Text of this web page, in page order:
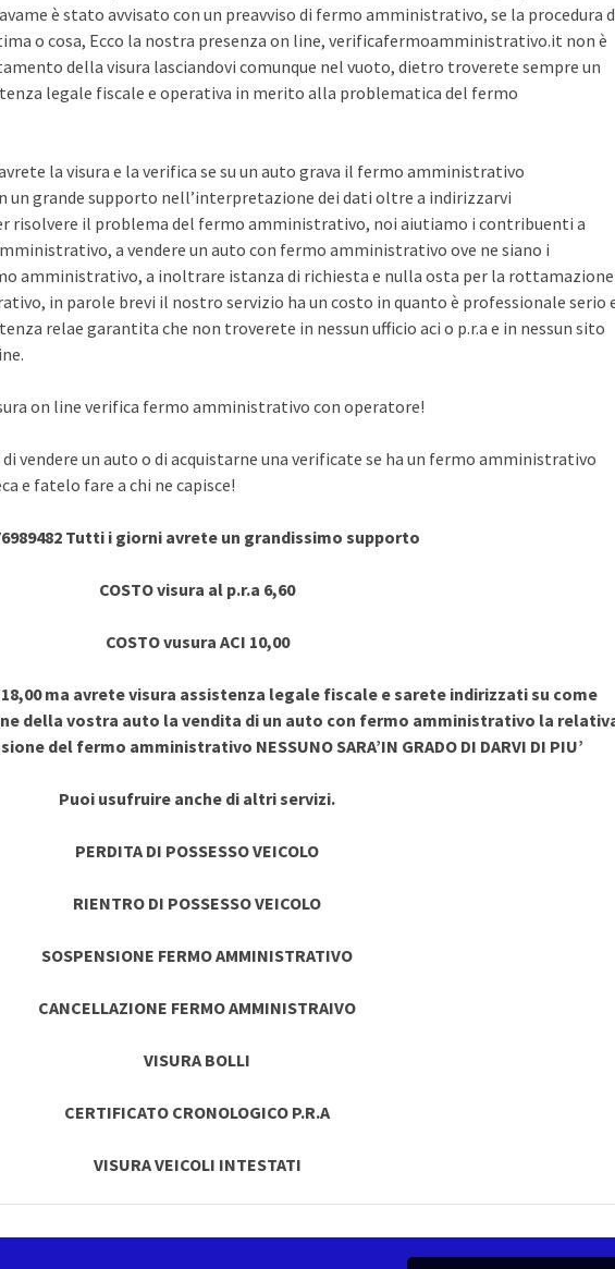
è stato avvisato con un preavviso di fermo amministrativo, se la procedura
o cosa, Ecco la nostra presenza on line, verificafermoamministrativo.it non è
della visura lasciandovi comunque nel vuoto, dietro troverete sempre un
legale fiscale e operativa in merito alla problematica del fermo
la visura e la verifica se su un auto grava il fermo amministrativo
un grande supporto nell’interpretazione dei dati oltre a indirizzarvi
risolvere il problema del fermo amministrativo, noi aiutiamo i contribuenti a
a vendere un auto con fermo amministrativo ove ne siano i
amministrativo, a inoltrare istanza di richiesta e nulla osta per la rottamazione
in parole brevi il nostro servizio ha un costo in quanto è professionale serio
relae garantita che non troverete in nessun ufficio aci o p.r.a e in nessun sito
on line verifica fermo amministrativo con operatore!
vendere un auto o di acquistarne una verificate se ha un fermo amministrativo
e fatelo fare a chi ne capisce!
Tutti i giorni avrete un grandissimo supporto
COSTO visura al p.r.a 6,60
COSTO vusura ACI 10,00
18,00 ma avrete visura assistenza legale fiscale e sarete indirizzati su come
della vostra auto la vendita di un auto con fermo amministrativo la
del fermo amministrativo NESSUNO SARA’IN GRADO DI DARVI DI PIU’
Puoi usufruire anche di altri servizi.
PERDITA DI POSSESSO VEICOLO
RIENTRO DI POSSESSO VEICOLO
SOSPENSIONE FERMO AMMINISTRATIVO
CANCELLAZIONE FERMO AMMINISTRAIVO
VISURA BOLLI
CERTIFICATO CRONOLOGICO P.R.A
VISURA VEICOLI INTESTATI